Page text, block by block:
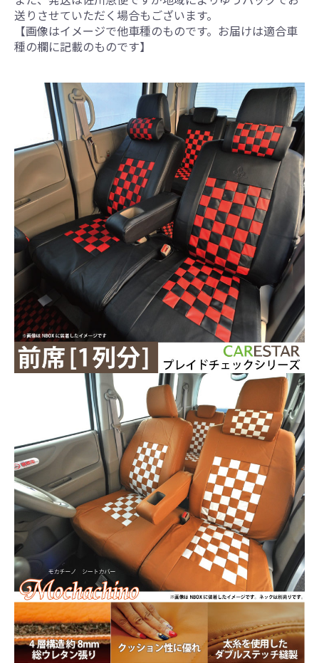
送りさせていただく場合もございます。
【画像はイメージで他車種のものです。お届けは適合車
種の欄に記載のものです】